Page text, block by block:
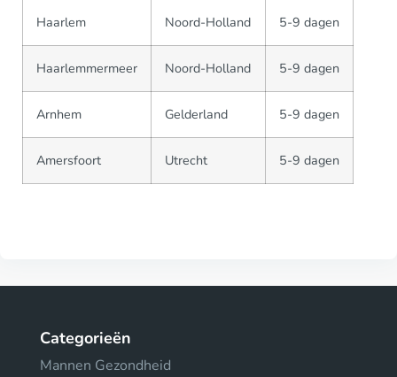
Haarlem Noord-Holland 5-9 dagen
Haarlemmermeer Noord-Holland 5-9 dagen
Arnhem Gelderland 5-9 dagen
Amersfoort Utrecht 5-9 dagen
Categorieën
Mannen Gezondheid